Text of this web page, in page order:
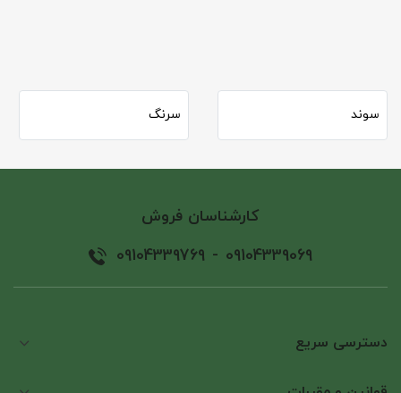
سوند سرنگ
کارشناسان فروش
09104339069
-
09104339769
دسترسی سریع